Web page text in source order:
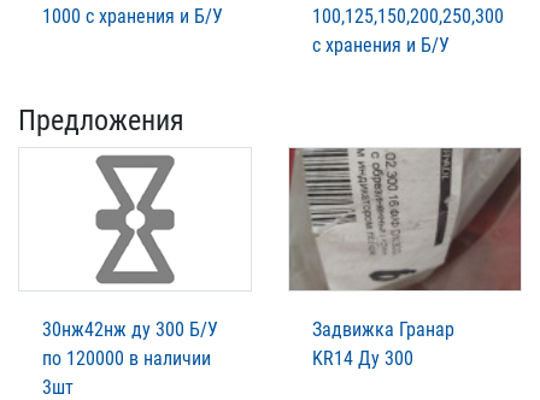
1000 с хранения и Б/У
100,125,150,200,250,300
с хранения и Б/У
Предложения
30нж42нж ду 300 Б/У
по 120000 в наличии
3шт
Задвижка Гранар
KR14 Ду 300